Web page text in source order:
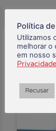
Buscar:
Posts
Política
Utilizamos
melhorar o
em nosso
Privacidade
Recusar